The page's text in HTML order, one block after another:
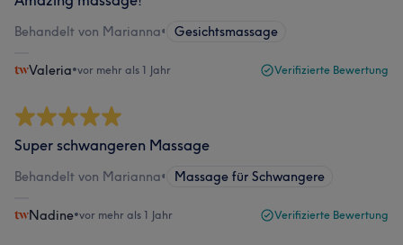
Behandelt von Marianna• Gesichtsmassage
Valeria•vor mehr als 1 Jahr Verifizierte Bewertung
Super schwangeren Massage
Behandelt von Marianna• Massage für Schwangere
Nadine•vor mehr als 1 Jahr Verifizierte Bewertung